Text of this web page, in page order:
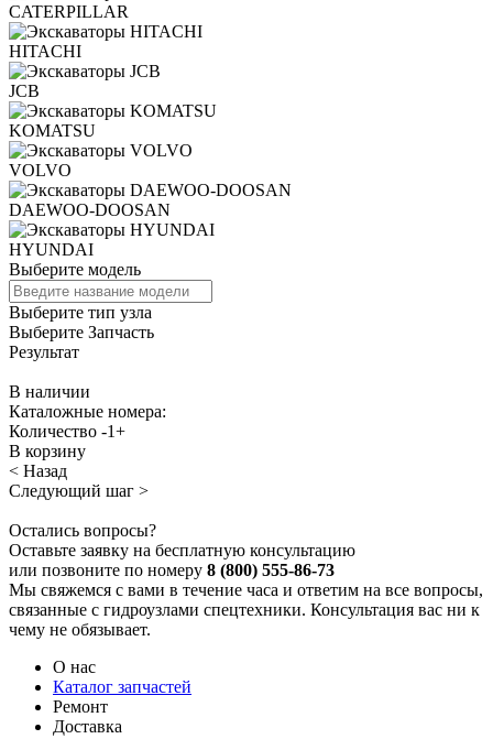
CATERPILLAR
HITACHI
JCB
KOMATSU
VOLVO
DAEWOO-DOOSAN
HYUNDAI
Выберите модель
Выберите тип узла
Выберите Запчасть
Результат
В наличии
Каталожные номера:
Количество -1+
В корзину
< Назад
Следующий шаг >
Остались вопросы?
Оставьте заявку на бесплатную консультацию
или позвоните по номеру 8 (800) 555-86-73
Мы свяжемся с вами в течение часа и ответим на все вопросы,
связанные с гидроузлами спецтехники. Консультация вас ни к
чему не обязывает.
О нас
Каталог запчастей
Ремонт
Доставка